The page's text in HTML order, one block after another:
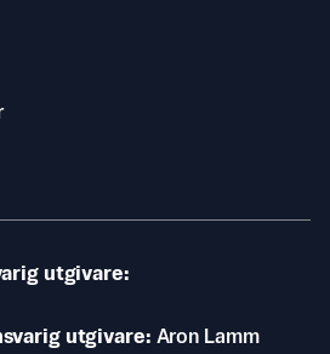
utgivare
utgivare Aron Lamm